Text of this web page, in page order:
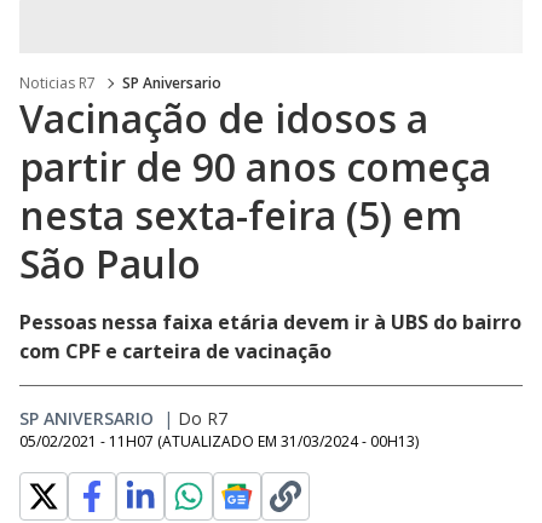
Noticias R7 SP Aniversario
Vacinação de idosos a
partir de 90 anos começa
nesta sexta-feira (5) em
São Paulo
Pessoas nessa faixa etária devem ir à UBS do bairro
com CPF e carteira de vacinação
SP ANIVERSARIO | Do R7
05/02/2021 - 11H07 (ATUALIZADO EM 31/03/2024 - 00H13)